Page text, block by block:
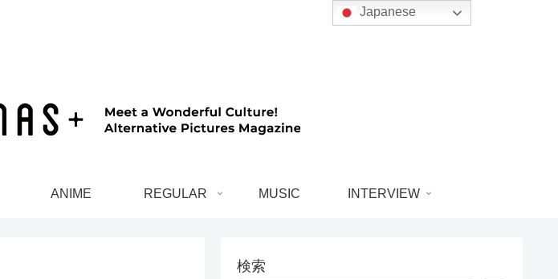
ANIME REGULAR MUSIC INTERVIEW
検索
Japanese